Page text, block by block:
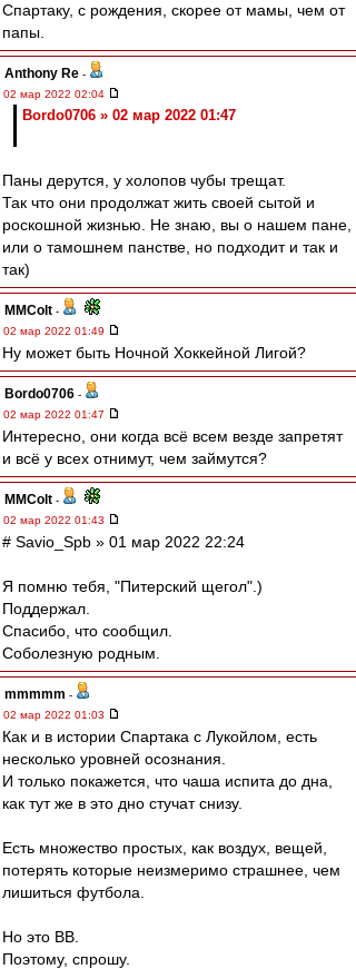
Спартаку, с рождения, скорее от мамы, чем от
папы.
Anthony Re -
02 мар 2022 02:04
Bordo0706 » 02 мар 2022 01:47
Паны дерутся, у холопов чубы трещат.
Так что они продолжат жить своей сытой и
роскошной жизнью. Не знаю, вы о нашем пане,
или о тамошнем панстве, но подходит и так и
так)
MMColt -
02 мар 2022 01:49
Ну может быть Ночной Хоккейной Лигой?
Bordo0706 -
02 мар 2022 01:47
Интересно, они когда всё всем везде запретят
и всё у всех отнимут, чем займутся?
MMColt -
02 мар 2022 01:43
# Savio_Spb » 01 мар 2022 22:24
Я помню тебя, "Питерский щегол".)
Поддержал.
Спасибо, что сообщил.
Соболезную родным.
mmmmm -
02 мар 2022 01:03
Как и в истории Спартака с Лукойлом, есть
несколько уровней осознания.
И только покажется, что чаша испита до дна,
как тут же в это дно стучат снизу.
Есть множество простых, как воздух, вещей,
потерять которые неизмеримо страшнее, чем
лишиться футбола.
Но это ВВ.
Поэтому, спрошу.